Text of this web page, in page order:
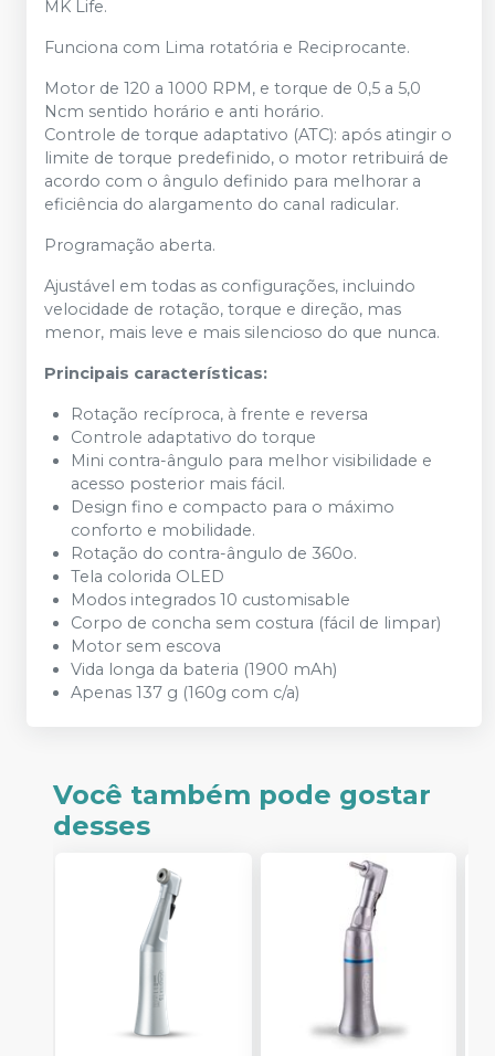
MK Life.
Funciona com Lima rotatória e Reciprocante.
Motor de 120 a 1000 RPM, e torque de 0,5 a 5,0
Ncm sentido horário e anti horário.
Controle de torque adaptativo (ATC): após atingir o
limite de torque predefinido, o motor retribuirá de
acordo com o ângulo definido para melhorar a
eficiência do alargamento do canal radicular.
Programação aberta.
Ajustável em todas as configurações, incluindo
velocidade de rotação, torque e direção, mas
menor, mais leve e mais silencioso do que nunca.
Principais características:
Rotação recíproca, à frente e reversa
Controle adaptativo do torque
Mini contra-ângulo para melhor visibilidade e
acesso posterior mais fácil.
Design fino e compacto para o máximo
conforto e mobilidade.
Rotação do contra-ângulo de 360o.
Tela colorida OLED
Modos integrados 10 customisable
Corpo de concha sem costura (fácil de limpar)
Motor sem escova
Vida longa da bateria (1900 mAh)
Apenas 137 g (160g com c/a)
Você também pode gostar
desses